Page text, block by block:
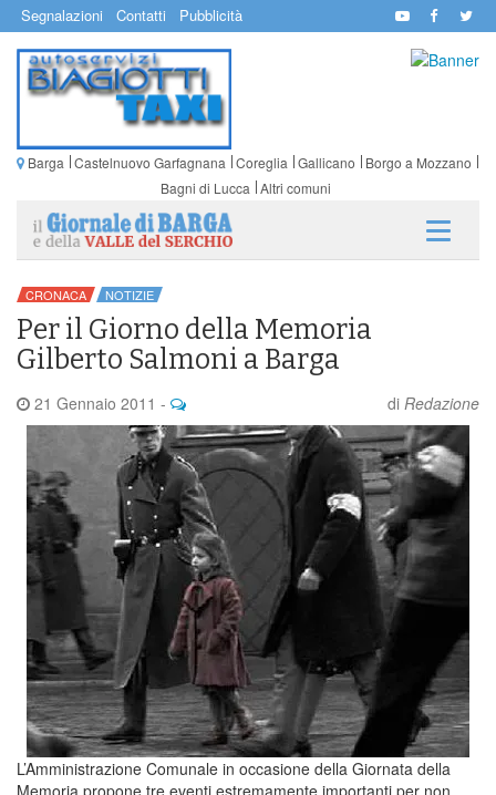
Segnalazioni Contatti Pubblicità
Barga Castelnuovo Garfagnana Coreglia Gallicano
Borgo a Mozzano
Bagni di Lucca Altri comuni
CRONACA NOTIZIE
Per il Giorno della Memoria
Gilberto Salmoni a Barga
21 Gennaio 2011 - di Redazione
L’Amministrazione Comunale in occasione della Giornata della
Memoria propone tre eventi estremamente importanti per non